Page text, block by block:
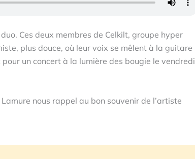
Ces deux membres de Celkilt, groupe hyper
plus douce, où leur voix se mêlent à la guitare
un concert à la lumière des bougie le vendredi
nous rappel au bon souvenir de l’artiste